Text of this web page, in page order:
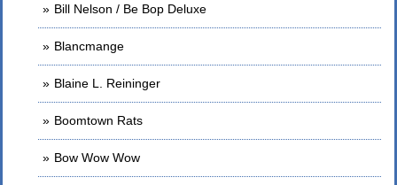
Bill Nelson / Be Bop Deluxe
Blancmange
Blaine L. Reininger
Boomtown Rats
Bow Wow Wow